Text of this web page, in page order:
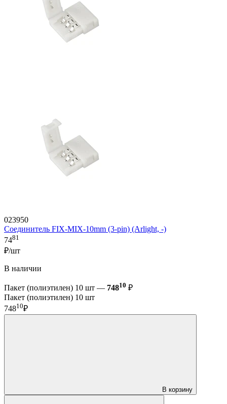
023950
Соединитель FIX-MIX-10mm (3-pin) (Arlight, -)
7481
₽/шт
В наличии
Пакет (полиэтилен) 10 шт — 74810 ₽
Пакет (полиэтилен) 10 шт
74810₽
В корзину